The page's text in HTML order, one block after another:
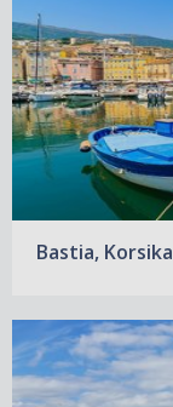
Bastia, Korsika